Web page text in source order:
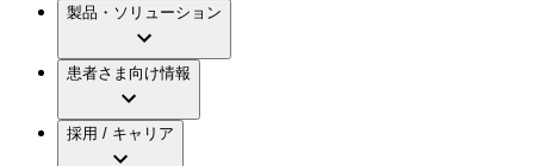
国内の修理サービスセンター
手術器具の管理、再生処理工程の業務改善
製品・診療領域
水頭症について
慢性創傷の治癒
アクトリーン ハイライト カテ
ビー・ブラウンエースクラップ株式会社の
ビー・ブラウンエースクラップ株式会社の
会社概要
報
ビジョンとバリュー
ブランド
ついて
製品・ソリューション
患者さま向け情報
採用 / キャリア